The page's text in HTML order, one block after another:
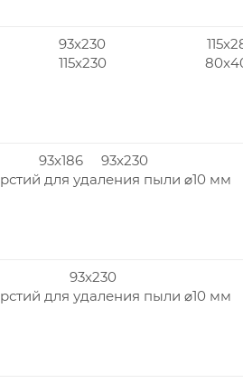
93x230
115x230
93x186 93x230
для удаления пыли ⌀10 мм
93x230
для удаления пыли ⌀10 мм